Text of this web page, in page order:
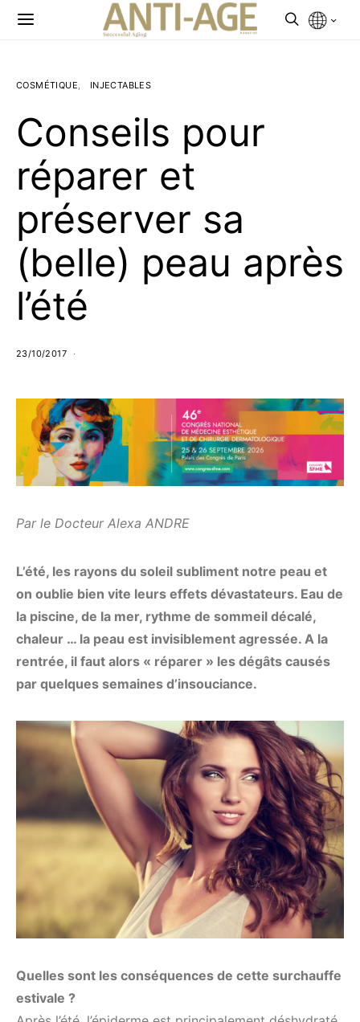
COSMÉTIQUE INJECTABLES
Conseils pour
réparer et
préserver sa
(belle) peau après
l’été
23/10/2017
Par le Docteur Alexa ANDRE
L’été, les rayons du soleil subliment notre peau et
on oublie bien vite leurs effets dévastateurs. Eau de
la piscine, de la mer, rythme de sommeil décalé,
chaleur … la peau est invisiblement agressée. A la
rentrée, il faut alors « réparer » les dégâts causés
par quelques semaines d’insouciance.
Quelles sont les conséquences de cette surchauffe
estivale ?